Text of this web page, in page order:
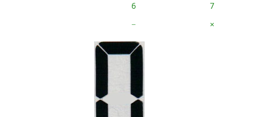
6
7
−
×